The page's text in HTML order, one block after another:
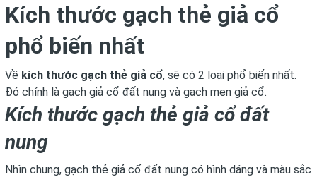
Kích thước gạch thẻ giả cổ
phổ biến nhất
Về kích thước gạch thẻ giả cổ, sẽ có 2 loại phổ biến nhất.
Đó chính là gạch giả cổ đất nung và gạch men giả cổ.
Kích thước gạch thẻ giả cổ đất
nung
Nhìn chung, gạch thẻ giả cổ đất nung có hình dáng và màu sắc